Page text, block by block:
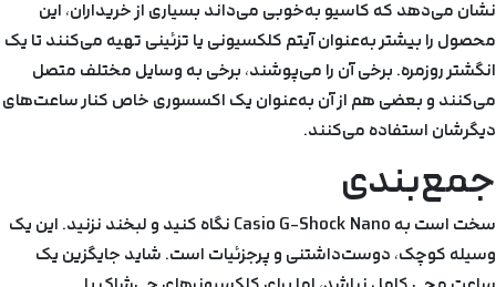
نشان می‌دهد که کاسیو به‌خوبی می‌داند بسیاری از خریداران، این
محصول را بیشتر به‌عنوان آیتم کلکسیونی یا تزئینی تهیه می‌کنند تا یک
انگشتر روزمره. برخی آن را می‌پوشند، برخی به وسایل مختلف متصل
می‌کنند و بعضی هم از آن به‌عنوان یک اکسسوری خاص کنار ساعت‌های
دیگرشان استفاده می‌کنند.
جمع‌بندی
سخت است به Casio G-Shock Nano نگاه کنید و لبخند نزنید. این یک
وسیله کوچک، دوست‌داشتنی و پرجزئیات است. شاید جایگزین یک